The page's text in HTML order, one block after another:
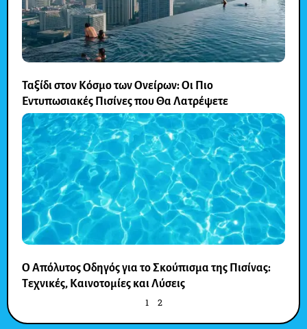
Ταξίδι στον Κόσμο των Ονείρων: Οι Πιο
Εντυπωσιακές Πισίνες που Θα Λατρέψετε
Ο Απόλυτος Οδηγός για το Σκούπισμα της Πισίνας:
Τεχνικές, Καινοτομίες και Λύσεις
1 2